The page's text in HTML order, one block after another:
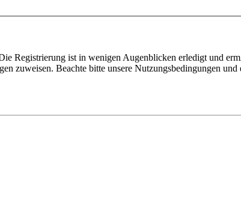
Registrierung ist in wenigen Augenblicken erledigt und
zuweisen. Beachte bitte unsere Nutzungsbedingungen